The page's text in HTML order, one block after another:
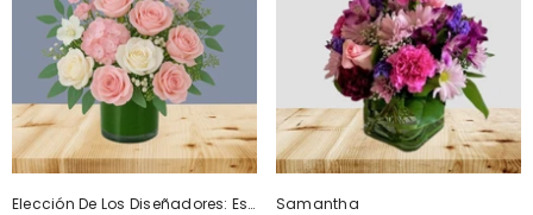
Elección De Los Diseñadores: Es
Samantha